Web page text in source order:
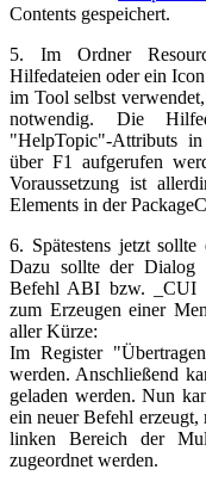
Contents gespeichert.
5. Im Ordner
Hilfedateien oder ein
im Tool selbst
notwendig. Die
"HelpTopic"-Attributs
über F1 aufgerufen
Voraussetzung ist
Elements in der
6. Spätestens jetzt
Dazu sollte der Dialog
Befehl ABI bzw. _CUI
zum Erzeugen einer
aller Kürze:
Im Register
werden. Anschließend
geladen werden. Nun
ein neuer Befehl erzeugt,
linken Bereich der
zugeordnet werden.